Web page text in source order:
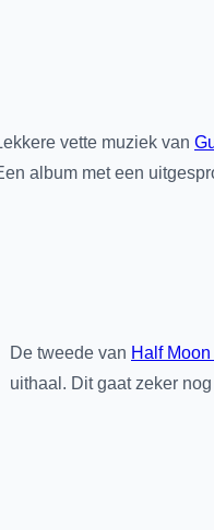
vette muziek van
album met een
De tweede van Half
uithaal. Dit gaat zeker